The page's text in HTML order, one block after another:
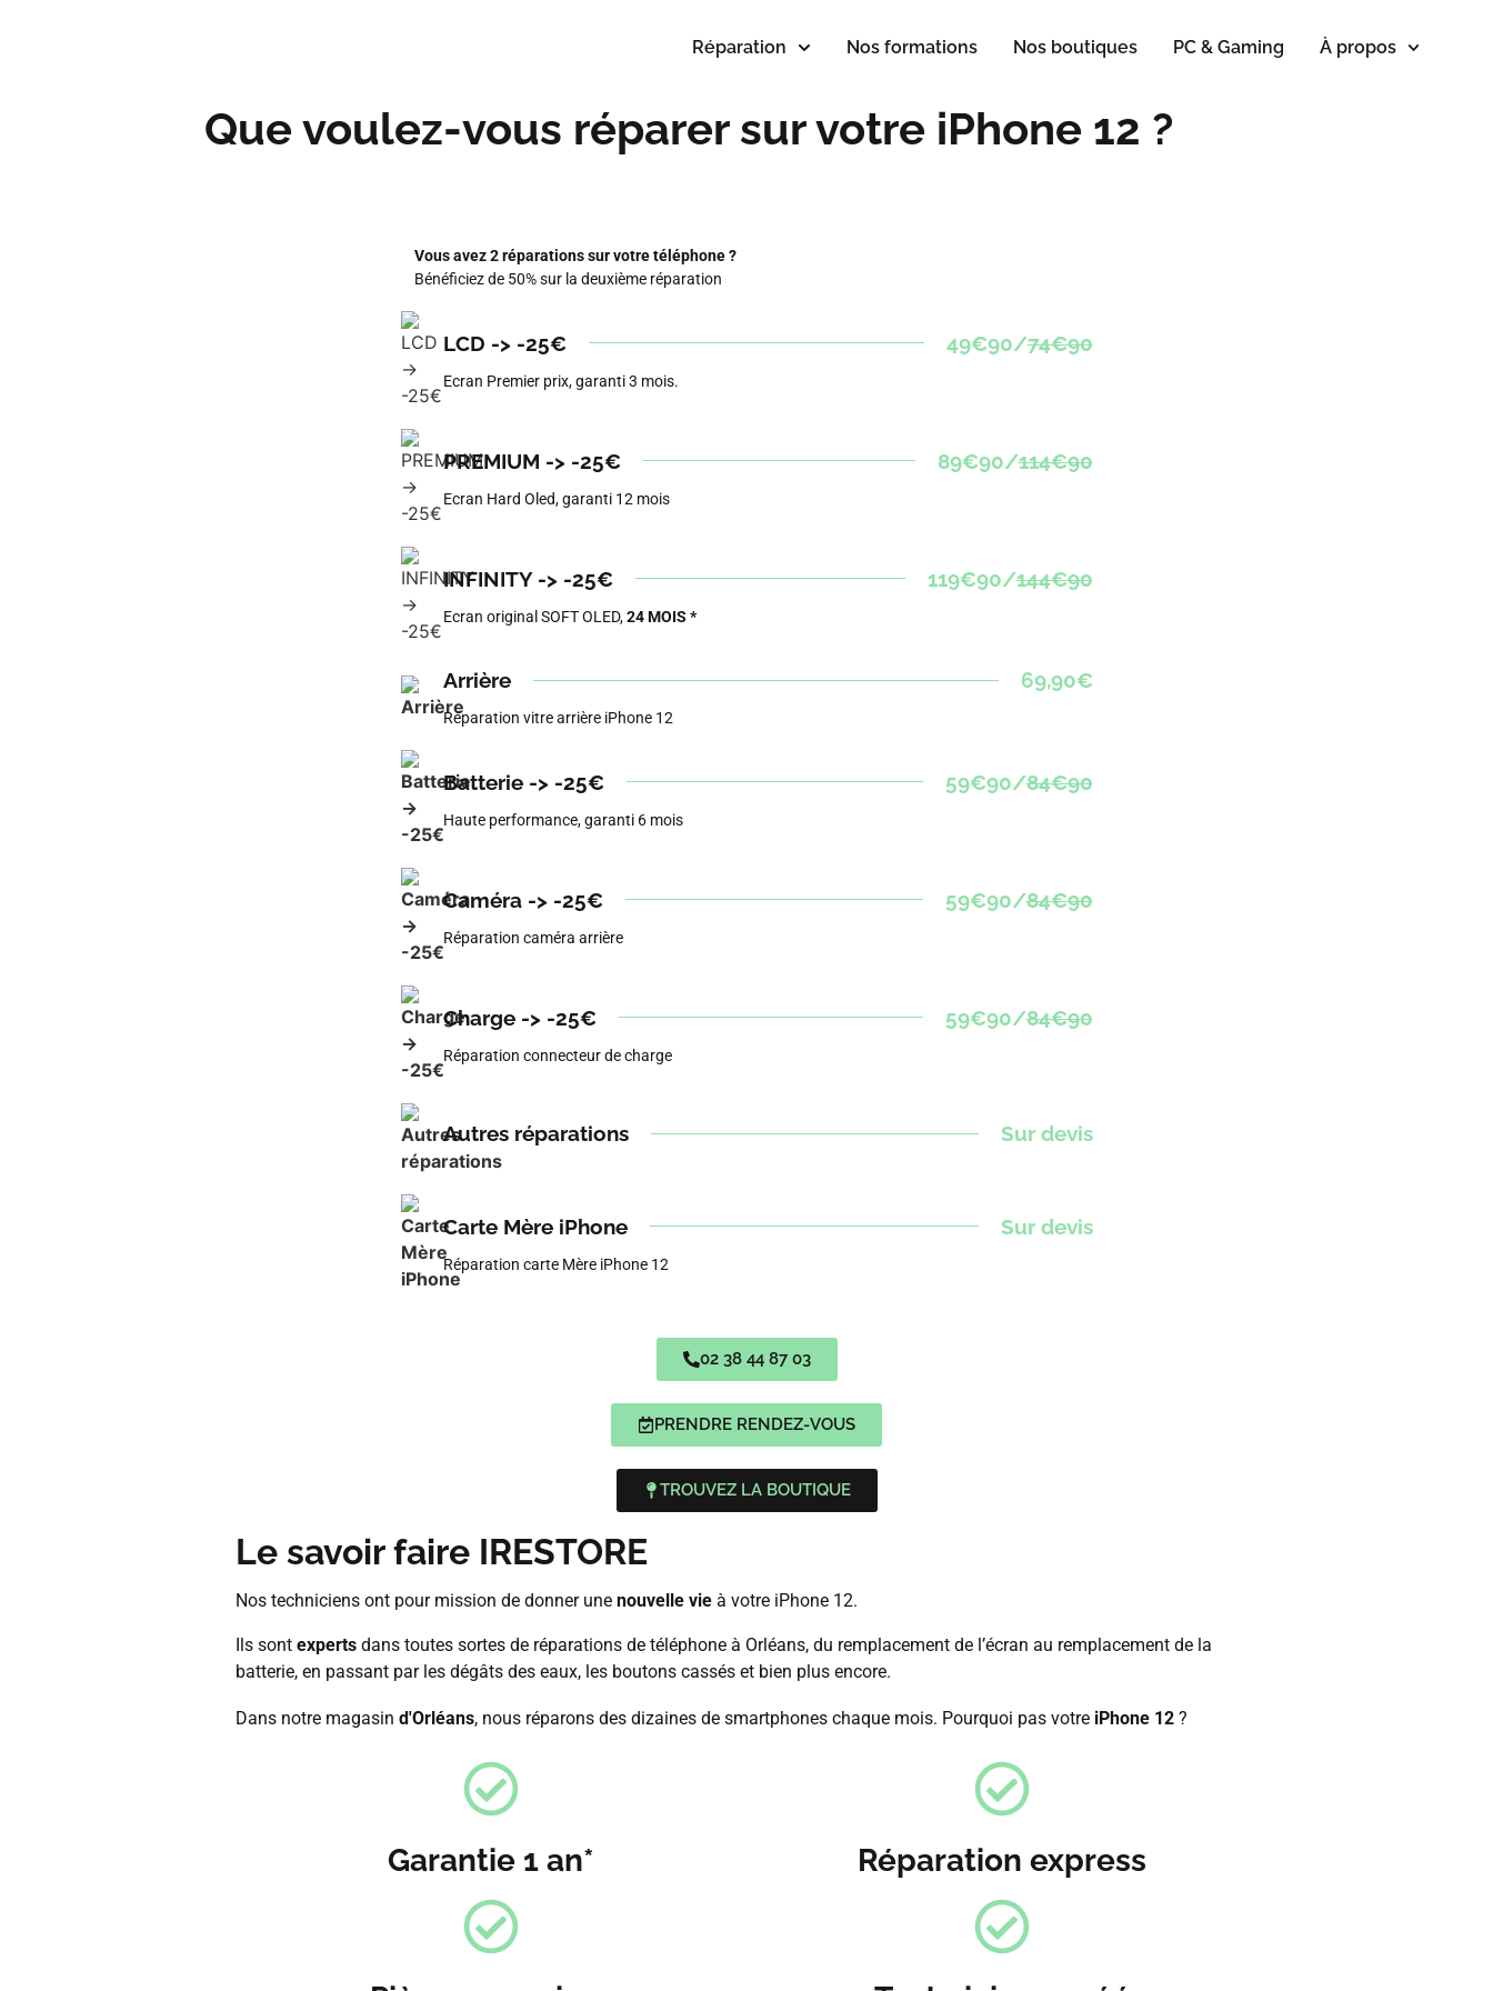
Réparation Nos formations Nos boutiques PC & Gaming À propos
Que voulez-vous réparer sur votre iPhone 12 ?
Vous avez 2 réparations sur votre téléphone ?
Bénéficiez de 50% sur la deuxième réparation
LCD -> -25€ 49€90/74€90
Ecran Premier prix, garanti 3 mois.
PREMIUM -> -25€ 89€90/114€90
Ecran Hard Oled, garanti 12 mois
INFINITY -> -25€ 119€90/144€90
Ecran original SOFT OLED,24 MOIS *
Arrière 69,90€
Réparation vitre arrière iPhone 12
Batterie -> -25€ 59€90/84€90
Haute performance, garanti 6 mois
Caméra -> -25€ 59€90/84€90
Réparation caméra arrière
Charge -> -25€ 59€90/84€90
Réparation connecteur de charge
Autres réparations Sur devis
Carte Mère iPhone Sur devis
Réparation carte Mère iPhone 12
02 38 44 87 03
PRENDRE RENDEZ-VOUS
TROUVEZ LA BOUTIQUE
Le savoir faire IRESTORE
Nos techniciens ont pour mission de donner une nouvelle vieà votre iPhone 12.
Ils sont expertsdans toutes sortes de réparations de téléphone à Orléans, du remplacement de l’écran au remplacement de la
batterie, en passant par les dégâts des eaux, les boutons cassés et bien plus encore.
Dans notre magasin d'Orléans, nous réparons des dizaines de smartphones chaque mois. Pourquoi pas votre iPhone 12?
Garantie 1 an* Réparation express